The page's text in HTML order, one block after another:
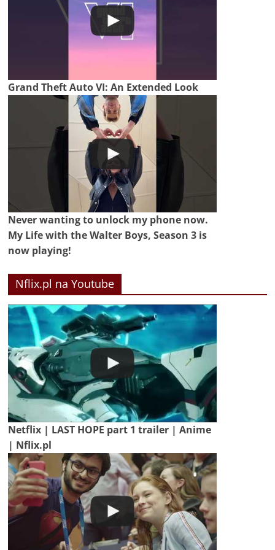
Grand Theft Auto VI: An Extended Look
Never wanting to unlock my phone now.
My Life with the Walter Boys, Season 3 is
now playing!
Nflix.pl na Youtube
Netflix | LAST HOPE part 1 trailer | Anime
| Nflix.pl